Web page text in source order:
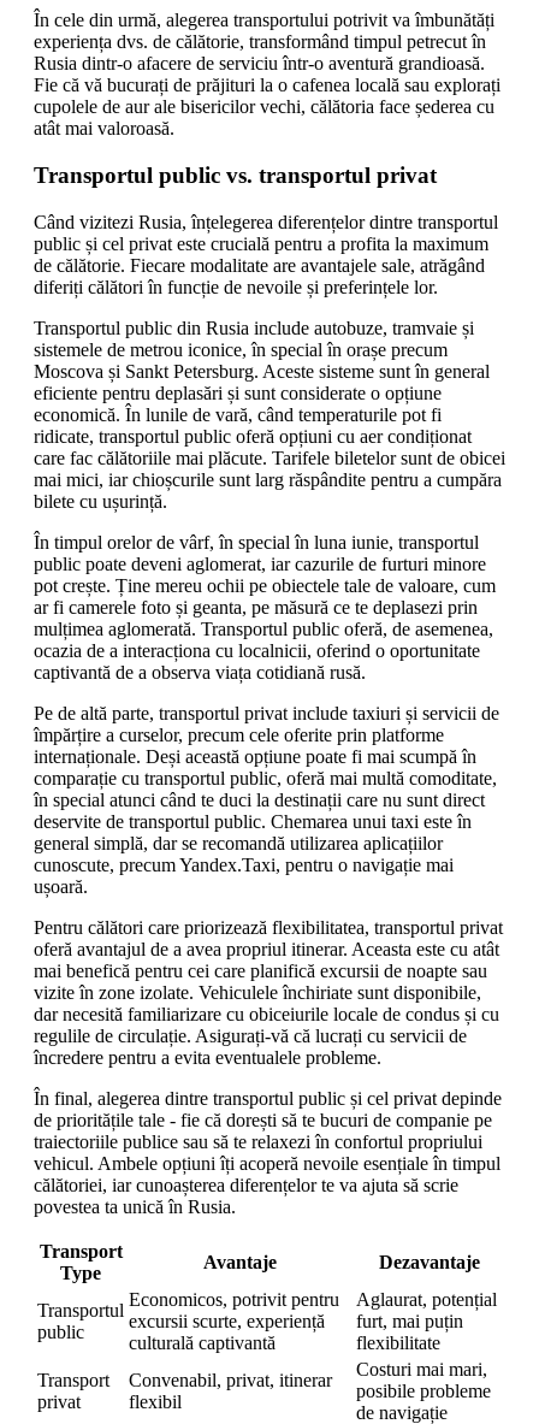
În cele din urmă, alegerea transportului potrivit va îmbunătăți
experiența dvs. de călătorie, transformând timpul petrecut în
Rusia dintr-o afacere de serviciu într-o aventură grandioasă.
Fie că vă bucurați de prăjituri la o cafenea locală sau explorați
cupolele de aur ale bisericilor vechi, călătoria face șederea cu
atât mai valoroasă.
Transportul public vs. transportul privat
Când vizitezi Rusia, înțelegerea diferențelor dintre transportul
public și cel privat este crucială pentru a profita la maximum
de călătorie. Fiecare modalitate are avantajele sale, atrăgând
diferiți călători în funcție de nevoile și preferințele lor.
Transportul public din Rusia include autobuze, tramvaie și
sistemele de metrou iconice, în special în orașe precum
Moscova și Sankt Petersburg. Aceste sisteme sunt în general
eficiente pentru deplasări și sunt considerate o opțiune
economică. În lunile de vară, când temperaturile pot fi
ridicate, transportul public oferă opțiuni cu aer condiționat
care fac călătoriile mai plăcute. Tarifele biletelor sunt de obicei
mai mici, iar chioșcurile sunt larg răspândite pentru a cumpăra
bilete cu ușurință.
În timpul orelor de vârf, în special în luna iunie, transportul
public poate deveni aglomerat, iar cazurile de furturi minore
pot crește. Ține mereu ochii pe obiectele tale de valoare, cum
ar fi camerele foto și geanta, pe măsură ce te deplasezi prin
mulțimea aglomerată. Transportul public oferă, de asemenea,
ocazia de a interacționa cu localnicii, oferind o oportunitate
captivantă de a observa viața cotidiană rusă.
Pe de altă parte, transportul privat include taxiuri și servicii de
împărțire a curselor, precum cele oferite prin platforme
internaționale. Deși această opțiune poate fi mai scumpă în
comparație cu transportul public, oferă mai multă comoditate,
în special atunci când te duci la destinații care nu sunt direct
deservite de transportul public. Chemarea unui taxi este în
general simplă, dar se recomandă utilizarea aplicațiilor
cunoscute, precum Yandex.Taxi, pentru o navigație mai
ușoară.
Pentru călători care priorizează flexibilitatea, transportul privat
oferă avantajul de a avea propriul itinerar. Aceasta este cu atât
mai benefică pentru cei care planifică excursii de noapte sau
vizite în zone izolate. Vehiculele închiriate sunt disponibile,
dar necesită familiarizare cu obiceiurile locale de condus și cu
regulile de circulație. Asigurați-vă că lucrați cu servicii de
încredere pentru a evita eventualele probleme.
În final, alegerea dintre transportul public și cel privat depinde
de prioritățile tale - fie că dorești să te bucuri de companie pe
traiectoriile publice sau să te relaxezi în confortul propriului
vehicul. Ambele opțiuni îți acoperă nevoile esențiale în timpul
călătoriei, iar cunoașterea diferențelor te va ajuta să scrie
povestea ta unică în Rusia.
Transport
Type
Avantaje Dezavantaje
Transportul
public
Economicos, potrivit pentru
excursii scurte, experiență
culturală captivantă
Aglaurat, potențial
furt, mai puțin
flexibilitate
Transport
privat
Convenabil, privat, itinerar
flexibil
Costuri mai mari,
posibile probleme
de navigație